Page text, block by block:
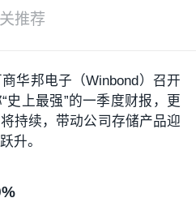
推荐
商华邦电子（Winbond）召开
史上最强”的一季度财报，更
持续，带动公司存储产品迎
升。